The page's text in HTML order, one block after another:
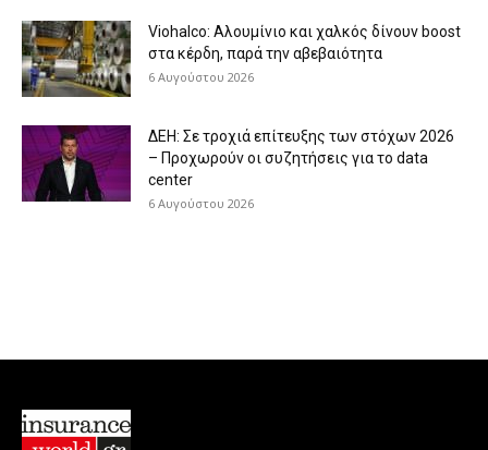
Viohalco: Aλουμίνιο και χαλκός δίνουν boost
στα κέρδη, παρά την αβεβαιότητα
6 Αυγούστου 2026
ΔΕΗ: Σε τροχιά επίτευξης των στόχων 2026
– Προχωρούν οι συζητήσεις για το data
center
6 Αυγούστου 2026